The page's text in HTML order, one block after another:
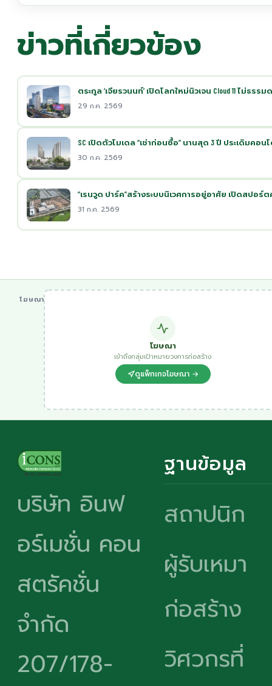
ข่าวที่เกี่ยวข้อง
ตระกูล ‘เจียรวนนท์’ เปิดโลกใหม่นิวเจน Cloud 11 ไม่ธรรม
29 ก.ค. 2569
SC เปิดตัวโมเดล “เช่าก่อนซื้อ” นานสุด 3 ปี ประเดิมค
30 ก.ค. 2569
”เรนวูด ปาร์ค”สร้างระบบนิเวศการอยู่อาศัย เปิดสปอร์ต
31 ก.ค. 2569
โฆษณา
โฆษณา
เข้าถึงกลุ่มเป้าหมายวงการก่อสร้าง
ดูแพ็กเกจโฆษณา →
บริษัท อินฟ
อร์เมชั่น คอน
สตรัคชั่น
จำกัด
207/178-
ฐานข้อมูล
สถาปนิก
ผู้รับเหมา
ก่อสร้าง
วิศวกรที่